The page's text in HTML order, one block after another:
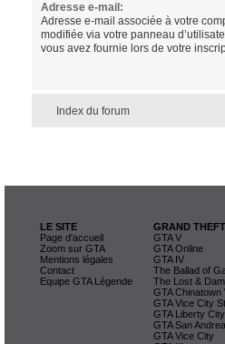
Adresse e-mail:
Adresse e-mail associée à votre
modifiée via votre panneau
vous avez fournie lors de votre
Index du forum
LE SITE
Page d'accueil
Zoom sur GTA
Mentions légales
Contact
Equipe GTA Légende
GRAND
GTA V
GTA Online
GTA IV
The Ballad of
The Lost &
GTA Chinatown
GTA Vice City
GTA Liberty
GTA San
GTA Vice City